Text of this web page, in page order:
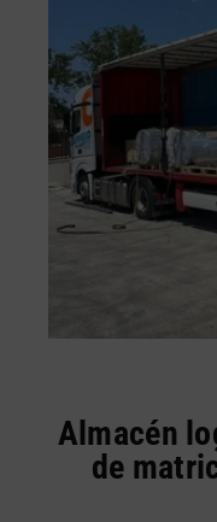
Almacén
de